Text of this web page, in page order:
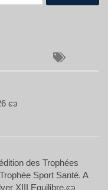
ͼͽ
des Trophées
Sport Santé. A
XIII Equilibre.ͼͽ